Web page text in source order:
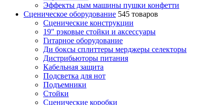
Эффекты дым машины пушки конфетти
Сценическое оборудование 545 товаров
Сценические конструкции
19" рэковые стойки и аксесcуары
Гитарное оборудование
Ди боксы сплиттеры мерджеры селекторы
Дистрибьюторы питания
Кабельная защита
Подсветка для нот
Подъемники
Стойки
Сценические коробки